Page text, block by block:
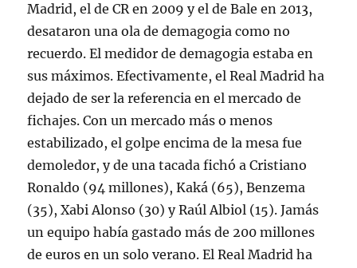
Madrid, el de CR en 2009 y el de Bale en 2013,
desataron una ola de demagogia como no
recuerdo. El medidor de demagogia estaba en
sus máximos. Efectivamente, el Real Madrid ha
dejado de ser la referencia en el mercado de
fichajes. Con un mercado más o menos
estabilizado, el golpe encima de la mesa fue
demoledor, y de una tacada fichó a Cristiano
Ronaldo (94 millones), Kaká (65), Benzema
(35), Xabi Alonso (30) y Raúl Albiol (15). Jamás
un equipo había gastado más de 200 millones
de euros en un solo verano. El Real Madrid ha